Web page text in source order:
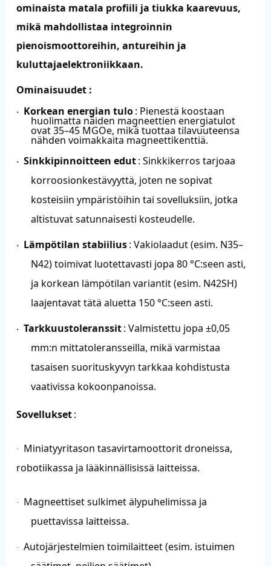
ominaista matala profiili ja tiukka kaarevuus,
mikä mahdollistaa integroinnin
pienoismoottoreihin, antureihin ja
kuluttajaelektroniikkaan.
Ominaisuudet :
· Korkean energian tulo: Pienestä koostaan ​​
huolimatta näiden magneettien energiatulot
ovat 35–45 MGOe, mikä tuottaa tilavuuteensa
nähden voimakkaita magneettikenttiä.
· Sinkkipinnoitteen edut: Sinkkikerros tarjoaa
korroosionkestävyyttä, joten ne sopivat
kosteisiin ympäristöihin tai sovelluksiin, jotka
altistuvat satunnaisesti kosteudelle.
· Lämpötilan stabiilius: Vakiolaadut (esim. N35–
N42) toimivat luotettavasti jopa 80 °C:seen asti,
ja korkean lämpötilan variantit (esim. N42SH)
laajentavat tätä aluetta 150 °C:seen asti.
· Tarkkuustoleranssit: Valmistettu jopa ±0,05
mm:n mittatoleransseilla, mikä varmistaa
tasaisen suorituskyvyn tarkkaa kohdistusta
vaativissa kokoonpanoissa.
Sovellukset:
·
Miniatyyritason tasavirtamoottorit droneissa,
robotiikassa ja lääkinnällisissä laitteissa.
·
Magneettiset sulkimet älypuhelimissa ja
puettavissa laitteissa.
· Autojärjestelmien toimilaitteet (esim. istuimen